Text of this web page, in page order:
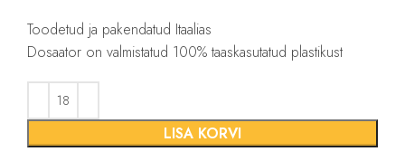
Toodetud ja pakendatud Itaalias
Dosaator on valmistatud 100% taaskasutatud plastikust
LISA KORVI